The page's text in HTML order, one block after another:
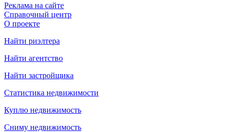
Реклама на сайте
Справочный центр
О проекте
Найти риэлтера
Найти агентство
Найти застройщика
Статистика недвижимости
Куплю недвижимость
Сниму недвижимость